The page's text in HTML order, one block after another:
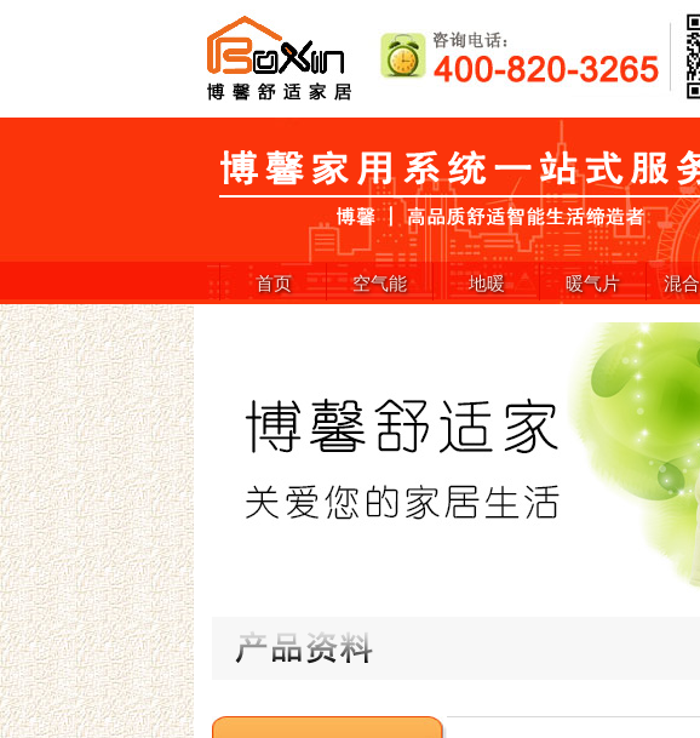
首页 空气能 地暖 暖气片 混